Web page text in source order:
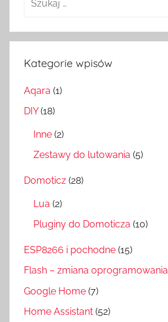
Kategorie wpisów
Aqara (1)
DIY(18)
Inne (2)
Zestawy do lutowania (5)
Domoticz (28)
Lua (2)
Pluginy do Domoticza (10)
ESP8266 i pochodne (15)
Flash – zmiana oprogramowania
Google Home (7)
Home Assistant (52)